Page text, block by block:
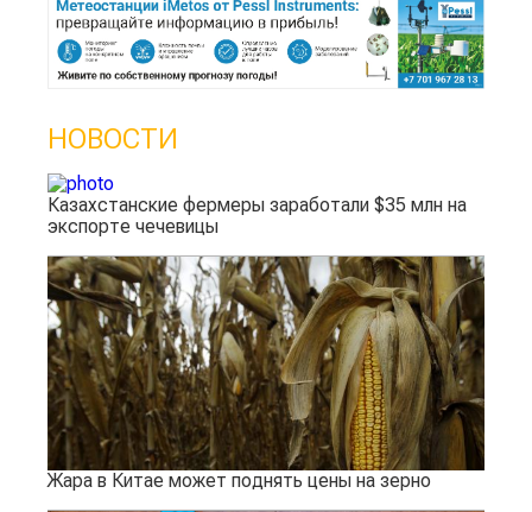
НОВОСТИ
Казахстанские фермеры заработали $35 млн на
экспорте чечевицы
Жара в Китае может поднять цены на зерно